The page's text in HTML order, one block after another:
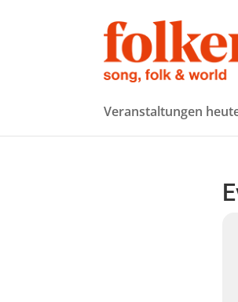
Veranstaltungen